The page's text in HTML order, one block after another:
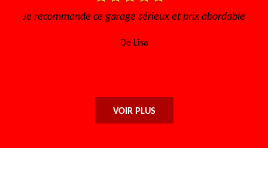
sérieux et prix abordable
Très bon accueil, rapide pour
VOIR PLUS